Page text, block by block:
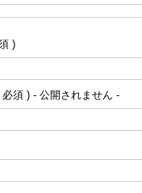
)
必須 ) - 公開されません -